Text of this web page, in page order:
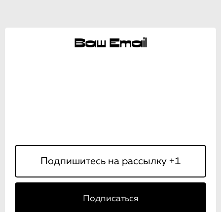
Ваш Email
Подписаться